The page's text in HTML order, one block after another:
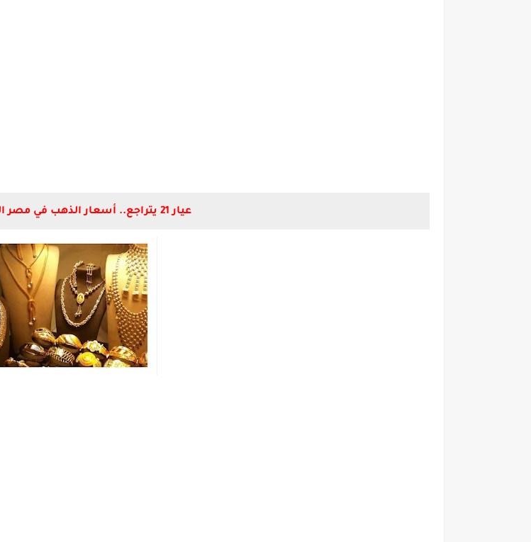
عيار 21 يتراجع.. أسعار الذهب في مصر اليوم الأحد 7 مايو